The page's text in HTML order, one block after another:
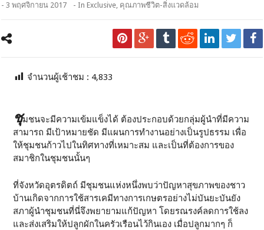
- 3 พฤศจิกายน 2017 - InExclusive, คุณภาพชีวิต-สิ่งแวดล้อม
จำนวนผู้เช้าชม : 4,833
ชุมชนจะมีความเข้มแข็งได้ ต้องประกอบด้วยกลุ่มผู้นำที่มีความ
สามารถ มีเป้าหมายชัด มีแผนการทำงานอย่างเป็นรูปธรรม เพื่อ
ให้ชุมชนก้าวไปในทิศทางที่เหมาะสม และเป็นที่ต้องการของ
สมาชิกในชุมชนนั้นๆ
ที่จังหวัดอุตรดิตถ์ มีชุมชนแห่งหนึ่งพบว่าปัญหาสุขภาพของชาว
บ้านเกิดจากการใช้สารเคมีทางการเกษตรอย่างไม่บันยะบันยัง
สภาผู้นำชุมชนที่นี่จึงพยายามแก้ปัญหา โดยรณรงค์ลดการใช้ลง
และส่งเสริมให้ปลูกผักในครัวเรือนไว้กินเอง เมื่อปลูกมากๆ ก็